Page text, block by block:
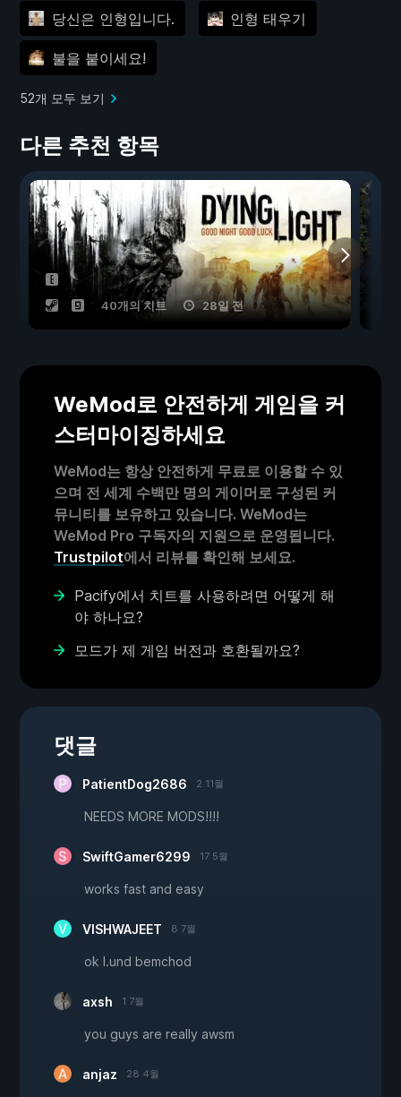
당신은 인형입니다. 인형 태우기
불을 붙이세요!
52개 모두 보기
다른 추천 항목
40개의 치트 28일 전
WeMod로 안전하게 게임을 커
스터마이징하세요
WeMod는 항상 안전하게 무료로 이용할 수 있
으며 전 세계 수백만 명의 게이머로 구성된 커
뮤니티를 보유하고 있습니다. WeMod는
WeMod Pro 구독자의 지원으로 운영됩니다.
Trustpilot에서 리뷰를 확인해 보세요.
Pacify에서 치트를 사용하려면 어떻게 해
야 하나요?
모드가 제 게임 버전과 호환될까요?
댓글
PatientDog2686 2 11월
NEEDS MORE MODS!!!!
SwiftGamer6299 17 5월
works fast and easy
VISHWAJEET 8 7월
ok l.und bemchod
axsh 1 7월
you guys are really awsm
anjaz 28 4월